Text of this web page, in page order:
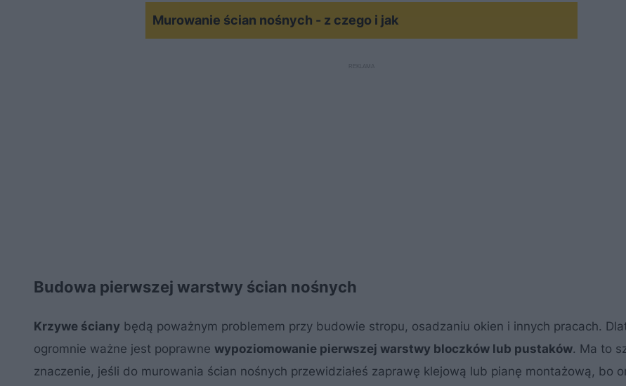
Murowanie ścian nośnych - z czego i jak
Budowa pierwszej warstwy ścian nośnych
Krzywe ściany będą poważnym problemem przy budowie stropu, osadzaniu okien i innych pracach.
ogromnie ważne jest poprawne wypoziomowanie pierwszej warstwy bloczków lub pustaków. Ma to
znaczenie, jeśli do murowania ścian nośnych przewidziałeś zaprawę klejową lub pianę montażową, bo